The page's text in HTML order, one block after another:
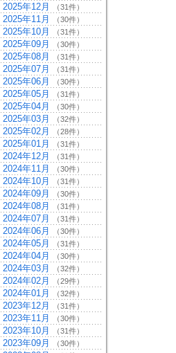
2025年12月 （31件）
2025年11月 （30件）
2025年10月 （31件）
2025年09月 （30件）
2025年08月 （31件）
2025年07月 （31件）
2025年06月 （30件）
2025年05月 （31件）
2025年04月 （30件）
2025年03月 （32件）
2025年02月 （28件）
2025年01月 （31件）
2024年12月 （31件）
2024年11月 （30件）
2024年10月 （31件）
2024年09月 （30件）
2024年08月 （31件）
2024年07月 （31件）
2024年06月 （30件）
2024年05月 （31件）
2024年04月 （30件）
2024年03月 （32件）
2024年02月 （29件）
2024年01月 （32件）
2023年12月 （31件）
2023年11月 （30件）
2023年10月 （31件）
2023年09月 （30件）